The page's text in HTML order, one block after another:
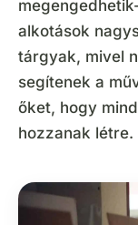
alkotások
tárgyak, mivel
segítenek a
őket, hogy
hozzanak létre.